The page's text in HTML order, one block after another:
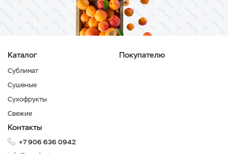
Каталог
Сублимат
Сушеные
Сухофрукты
Свежие
Покупателю
Контакты
+7 906 636 0942